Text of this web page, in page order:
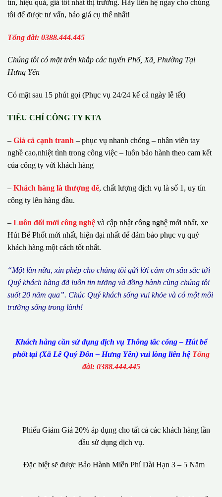
tín, hiệu quả, giá tốt nhất thị trường. Hãy liên hệ ngay cho chúng
tôi để được tư vấn, báo giá cụ thể nhất!
Tổng đài: 0388.444.445
Chúng tôi có mặt trên khắp các tuyến Phố, Xã, Phường Tại
Hưng Yên
Có mặt sau 15 phút gọi (Phục vụ 24/24 kể cả ngày lễ tết)
TIÊU CHÍ CÔNG TY KTA
– Giá cả cạnh tranh – phục vụ nhanh chóng – nhân viên tay
nghề cao,nhiệt tình trong công việc – luôn bảo hành theo cam kết
của công ty với khách hàng
– Khách hàng là thượng đế, chất lượng dịch vụ là số 1, uy tín
công ty lên hàng đầu.
– Luôn đổi mới công nghệ và cập nhật công nghệ mới nhất, xe
Hút Bể Phốt mới nhất, hiện đại nhất để đảm bảo phục vụ quý
khách hàng một cách tốt nhất.
“Một lần nữa, xin phép cho chúng tôi gửi lời cảm ơn sâu sắc tới
Quý khách hàng đã luôn tin tưởng và đồng hành cùng chúng tôi
suốt 20 năm qua”. Chúc Quý khách sống vui khỏe và có một môi
trường sống trong lành!
Khách hàng cần sử dụng dịch vụ Thông tắc cống – Hút bể
phốt tại (Xã Lê Quý Đôn – Hưng Yên) vui lòng liên hệ Tổng
đài: 0388.444.445